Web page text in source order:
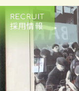
RECRUIT
採用情報